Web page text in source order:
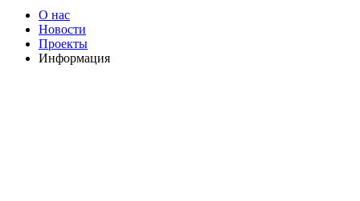
О нас
Новости
Проекты
Информация